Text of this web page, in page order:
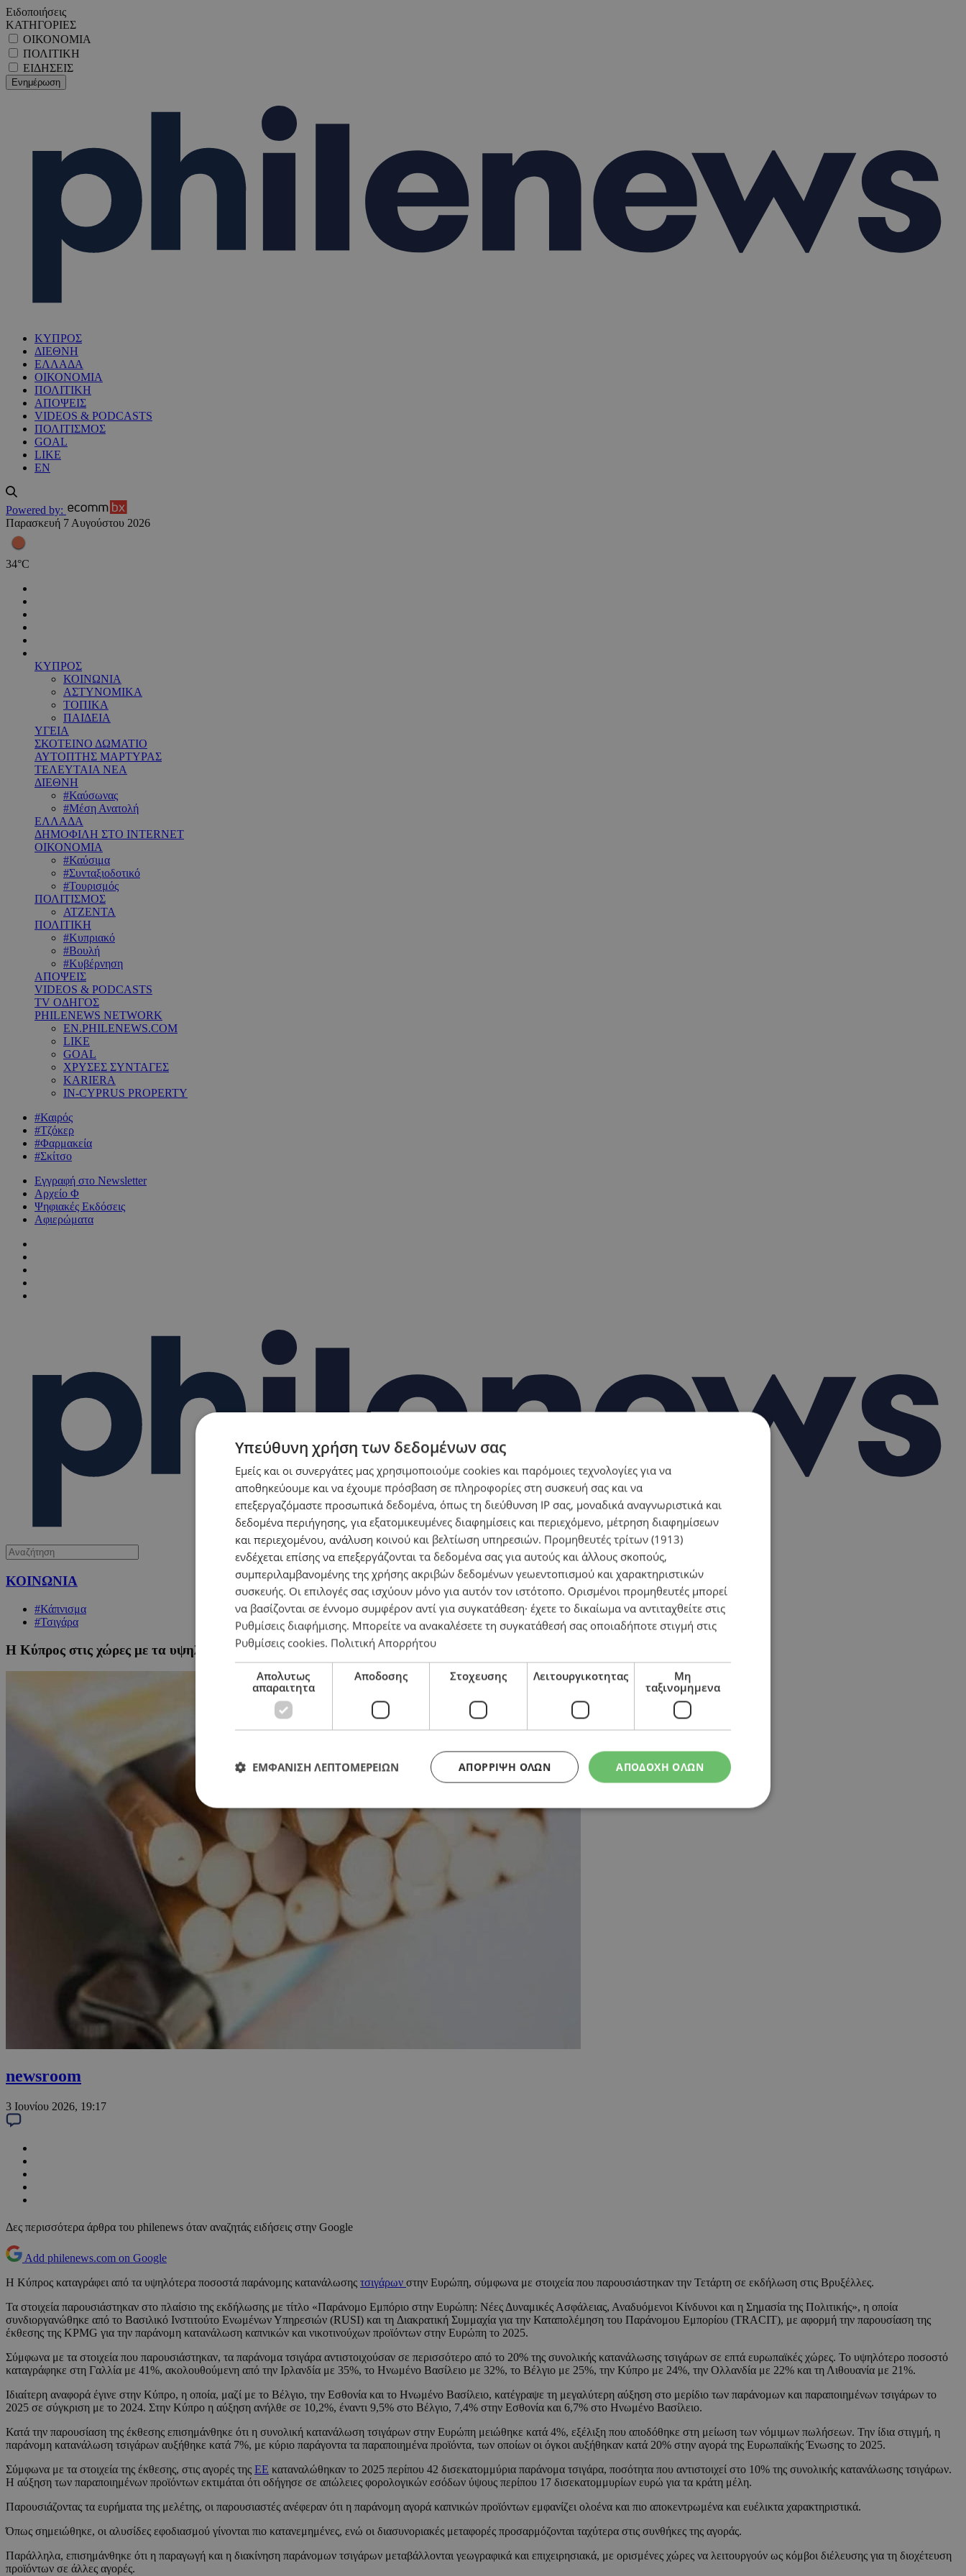
Ειδοποιήσεις
ΚΑΤΗΓΟΡΙΕΣ
ΟΙΚΟΝΟΜΙΑ
ΠΟΛΙΤΙΚΗ
ΕΙΔΗΣΕΙΣ
ΚΥΠΡΟΣ
ΔΙΕΘΝΗ
ΕΛΛΑΔΑ
ΟΙΚΟΝΟΜΙΑ
ΠΟΛΙΤΙΚΗ
ΑΠΟΨΕΙΣ
VIDEOS & PODCASTS
ΠΟΛΙΤΙΣΜΟΣ
GOAL
LIKE
EN
Powered by:
Παρασκευή 7 Αυγούστου 2026
34°C
ΚΥΠΡΟΣ
ΚΟΙΝΩΝΙΑ
ΑΣΤΥΝΟΜΙΚΑ
ΤΟΠΙΚΑ
ΠΑΙΔΕΙΑ
ΥΓΕΙΑ
ΣΚΟΤΕΙΝΟ ΔΩΜΑΤΙΟ
ΑΥΤΟΠΤΗΣ ΜΑΡΤΥΡΑΣ
ΤΕΛΕΥΤΑΙΑ ΝΕΑ
ΔΙΕΘΝΗ
#Καύσωνας
#Μέση Ανατολή
ΕΛΛΑΔΑ
ΔΗΜΟΦΙΛΗ ΣΤΟ INTERNET
ΟΙΚΟΝΟΜΙΑ
#Καύσιμα
#Συνταξιοδοτικό
#Τουρισμός
ΠΟΛΙΤΙΣΜΟΣ
ΑΤΖΕΝΤΑ
ΠΟΛΙΤΙΚΗ
#Κυπριακό
#Βουλή
#Κυβέρνηση
ΑΠΟΨΕΙΣ
VIDEOS & PODCASTS
TV ΟΔΗΓΟΣ
PHILENEWS NETWORK
EN.PHILENEWS.COM
LIKE
GOAL
ΧΡΥΣΕΣ ΣΥΝΤΑΓΕΣ
KARIERA
IN-CYPRUS PROPERTY
#Καιρός
#Τζόκερ
#Φαρμακεία
#Σκίτσο
Εγγραφή στο Newsletter
Αρχείο Φ
Ψηφιακές Εκδόσεις
Αφιερώματα
ΚΟΙΝΩΝΙΑ
#Κάπνισμα
#Τσιγάρα
Η Κύπρος στις χώρες με τα υψηλότερα ποσοστά παράνομης κατανάλωσης τσιγάρων στην Ευρώπη
newsroom
3 Ιουνίου 2026, 19:17
Δες περισσότερα άρθρα του philenews όταν αναζητάς ειδήσεις στην Google
Add philenews.com on Google
Η Κύπρος καταγράφει από τα υψηλότερα ποσοστά παράνομης κατανάλωσης τσιγάρων στην Ευρώπη, σύμφωνα με στοιχεία που παρουσιάστηκαν την Τετάρτη σε εκδήλωση στις Βρυξέλλες.
Τα στοιχεία παρουσιάστηκαν στο πλαίσιο της εκδήλωσης με τίτλο «Παράνομο Εμπόριο στην Ευρώπη: Νέες Δυναμικές Ασφάλειας, Αναδυόμενοι Κίνδυνοι και η Σημασία της Πολιτικής», η οποία
συνδιοργανώθηκε από το Βασιλικό Ινστιτούτο Ενωμένων Υπηρεσιών (RUSI) και τη Διακρατική Συμμαχία για την Καταπολέμηση του Παράνομου Εμπορίου (TRACIT), με αφορμή την παρουσίαση της
έκθεσης της KPMG για την παράνομη κατανάλωση καπνικών και νικοτινούχων προϊόντων στην Ευρώπη το 2025.
Σύμφωνα με τα στοιχεία που παρουσιάστηκαν, τα παράνομα τσιγάρα αντιστοιχούσαν σε περισσότερο από το 20% της συνολικής κατανάλωσης τσιγάρων σε επτά ευρωπαϊκές χώρες. Το υψηλότερο ποσοστό
καταγράφηκε στη Γαλλία με 41%, ακολουθούμενη από την Ιρλανδία με 35%, το Ηνωμένο Βασίλειο με 32%, το Βέλγιο με 25%, την Κύπρο με 24%, την Ολλανδία με 22% και τη Λιθουανία με 21%.
Ιδιαίτερη αναφορά έγινε στην Κύπρο, η οποία, μαζί με το Βέλγιο, την Εσθονία και το Ηνωμένο Βασίλειο, κατέγραψε τη μεγαλύτερη αύξηση στο μερίδιο των παράνομων και παραποιημένων τσιγάρων το
2025 σε σύγκριση με το 2024. Στην Κύπρο η αύξηση ανήλθε σε 10,2%, έναντι 9,5% στο Βέλγιο, 7,4% στην Εσθονία και 6,7% στο Ηνωμένο Βασίλειο.
Κατά την παρουσίαση της έκθεσης επισημάνθηκε ότι η συνολική κατανάλωση τσιγάρων στην Ευρώπη μειώθηκε κατά 4%, εξέλιξη που αποδόθηκε στη μείωση των νόμιμων πωλήσεων. Την ίδια στιγμή, η
παράνομη κατανάλωση τσιγάρων αυξήθηκε κατά 7%, με κύριο παράγοντα τα παραποιημένα προϊόντα, των οποίων οι όγκοι αυξήθηκαν κατά 20% στην αγορά της Ευρωπαϊκής Ένωσης το 2025.
Σύμφωνα με τα στοιχεία της έκθεσης, στις αγορές της ΕΕ καταναλώθηκαν το 2025 περίπου 42 δισεκατομμύρια παράνομα τσιγάρα, ποσότητα που αντιστοιχεί στο 10% της συνολικής κατανάλωσης τσιγάρων.
Η αύξηση των παραποιημένων προϊόντων εκτιμάται ότι οδήγησε σε απώλειες φορολογικών εσόδων ύψους περίπου 17 δισεκατομμυρίων ευρώ για τα κράτη μέλη.
Παρουσιάζοντας τα ευρήματα της μελέτης, οι παρουσιαστές ανέφεραν ότι η παράνομη αγορά καπνικών προϊόντων εμφανίζει ολοένα και πιο αποκεντρωμένα και ευέλικτα χαρακτηριστικά.
Όπως σημειώθηκε, οι αλυσίδες εφοδιασμού γίνονται πιο κατανεμημένες, ενώ οι διασυνοριακές μεταφορές προσαρμόζονται ταχύτερα στις συνθήκες της αγοράς.
Παράλληλα, επισημάνθηκε ότι η παραγωγή και η διακίνηση παράνομων τσιγάρων μεταβάλλονται γεωγραφικά και επιχειρησιακά, με ορισμένες χώρες να λειτουργούν ως κόμβοι διέλευσης για τη διοχέτευση
προϊόντων σε άλλες αγορές.
Υπεύθυνη χρήση των δεδομένων σας
Εμείς και οι συνεργάτες μας χρησιμοποιούμε cookies και παρόμοιες τεχνολογίες για να
αποθηκεύουμε και να έχουμε πρόσβαση σε πληροφορίες στη συσκευή σας και να
επεξεργαζόμαστε προσωπικά δεδομένα, όπως τη διεύθυνση IP σας, μοναδικά αναγνωριστικά και
δεδομένα περιήγησης, για εξατομικευμένες διαφημίσεις και περιεχόμενο, μέτρηση διαφημίσεων
και περιεχομένου, ανάλυση κοινού και βελτίωση υπηρεσιών. Προμηθευτές τρίτων (1913)
ενδέχεται επίσης να επεξεργάζονται τα δεδομένα σας για αυτούς και άλλους σκοπούς,
συμπεριλαμβανομένης της χρήσης ακριβών δεδομένων γεωεντοπισμού και χαρακτηριστικών
συσκευής. Οι επιλογές σας ισχύουν μόνο για αυτόν τον ιστότοπο. Ορισμένοι προμηθευτές μπορεί
να βασίζονται σε έννομο συμφέρον αντί για συγκατάθεση· έχετε το δικαίωμα να αντιταχθείτε στις
Ρυθμίσεις διαφήμισης. Μπορείτε να ανακαλέσετε τη συγκατάθεσή σας οποιαδήποτε στιγμή στις
Ρυθμίσεις cookies. Πολιτική Απορρήτου
Απολυτως
απαραιτητα
Αποδοσης Στοχευσης Λειτουργικοτητας
Μη
ταξινομημενα
ΑΠΟΔΟΧΗ ΟΛΩΝ
ΑΠΌΡΡΙΨΗ ΌΛΩΝ
ΕΜΦΑΝΙΣΗ ΛΕΠΤΟΜΕΡΕΙΩΝ